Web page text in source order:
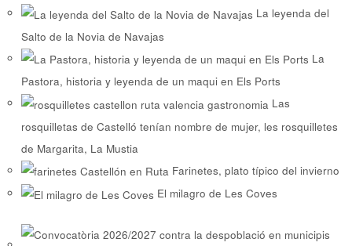
La leyenda del
Salto de la Novia de Navajas
La
Pastora, historia y leyenda de un maqui en Els Ports
Las
rosquilletas de Castelló tenían nombre de mujer, les rosquilletes
de Margarita, La Mustia
Farinetes, plato típico del invierno
El milagro de Les Coves